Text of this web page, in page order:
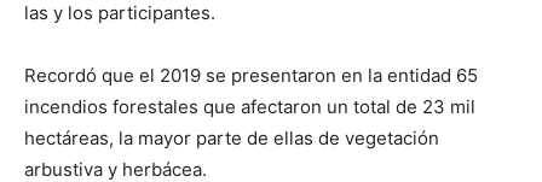
las y los participantes.
Recordó que el 2019 se presentaron en la entidad 65
incendios forestales que afectaron un total de 23 mil
hectáreas, la mayor parte de ellas de vegetación
arbustiva y herbácea.